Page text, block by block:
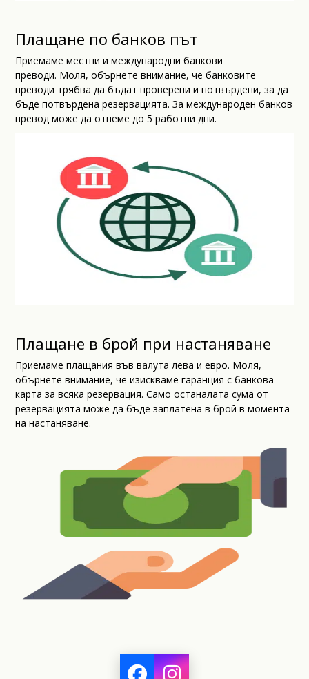
Плащане по банков път
Приемаме местни и международни банкови
преводи. Моля, обърнете внимание, че банковите
преводи трябва да бъдат проверени и потвърдени, за да
бъде потвърдена резервацията. За международен банков
превод може да отнеме до 5 работни дни.
Плащане в брой при настаняване
Приемаме плащания във валута лева и евро. Моля,
обърнете внимание, че изискваме гаранция с банкова
карта за всяка резервация. Само останалата сума от
резервацията може да бъде заплатена в брой в момента
на настаняване.